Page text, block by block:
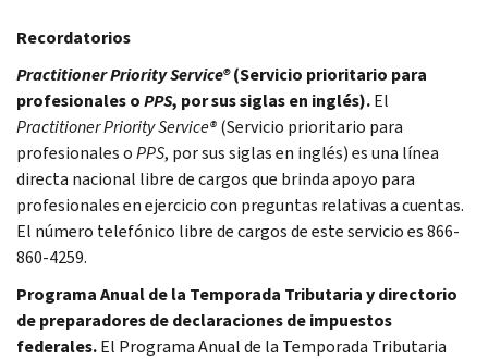
Recordatorios
Practitioner Priority Service®(Servicio prioritario para
profesionales oPPS, por sus siglas en inglés).El
Practitioner Priority Service®(Servicio prioritario para
profesionales oPPS, por sus siglas en inglés) es una línea
directa nacional libre de cargos que brinda apoyo para
profesionales en ejercicio con preguntas relativas a cuentas.
El número telefónico libre de cargos de este servicio es 866-
860-4259.
Programa Anual de la Temporada Tributaria y directorio
de preparadores de declaraciones de impuestos
federales.El Programa Anual de la Temporada Tributaria